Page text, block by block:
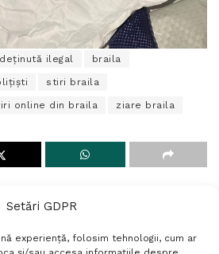
Setări GDPR
experiență, folosim tehnologii, cum ar
ilegal braila
stiri braila
online din braila ziare braila